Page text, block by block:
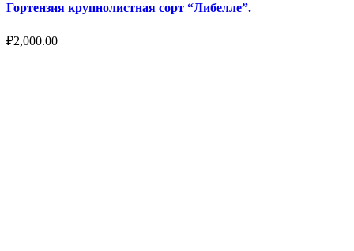
Гортензия крупнолистная сорт “Либелле”.
₽2,000.00